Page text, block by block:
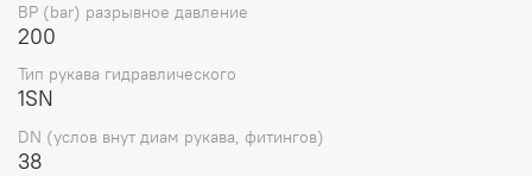
BP (bar) разрывное давление
200
Тип рукава гидравлического
1SN
DN (услов внут диам рукава, фитингов)
38